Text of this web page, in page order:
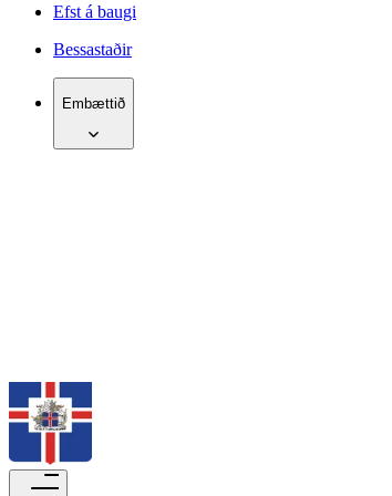
Efst á baugi
Bessastaðir
Embættið